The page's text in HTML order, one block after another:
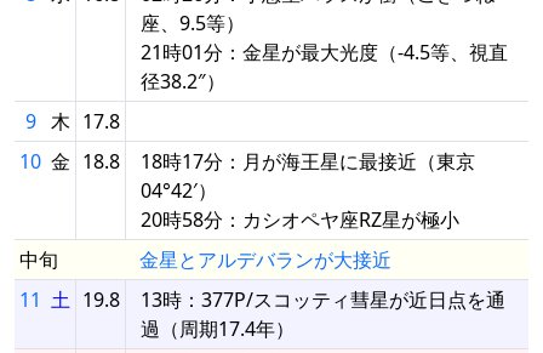
座、9.5等）
21時01分：金星が最大光度（-4.5等、視直
径38.2″）
9 木 17.8
10 金 18.8
18時17分：月が海王星に最接近（東京
04°42′）
20時58分：カシオペヤ座RZ星が極小
中旬
金星とアルデバランが大接近
11 土 19.8
13時：377P/スコッティ彗星が近日点を通
過（周期17.4年）